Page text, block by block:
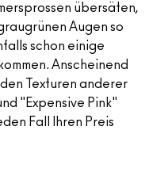
übersäten,
Augen so
schon einige
Anscheinend
Texturen anderer
"Expensive Pink"
Fall Ihren Preis